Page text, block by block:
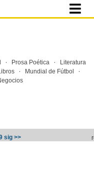
· Prosa Poética·
Literatura
· Mundial de Fútbol ·
sig >>